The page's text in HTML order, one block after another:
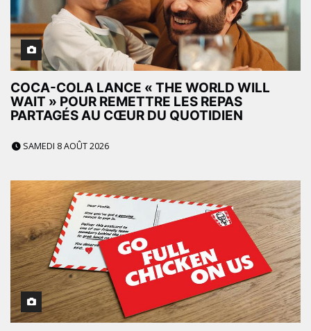
COCA-COLA LANCE « THE WORLD WILL
WAIT » POUR REMETTRE LES REPAS
PARTAGÉS AU CŒUR DU QUOTIDIEN
SAMEDI 8 AOÛT 2026